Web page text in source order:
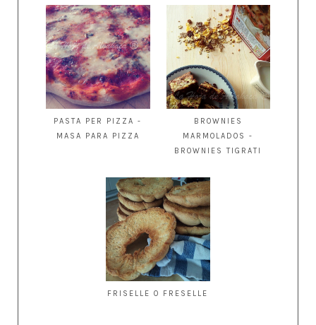
PASTA PER PIZZA -
MASA PARA PIZZA
BROWNIES
MARMOLADOS -
BROWNIES TIGRATI
FRISELLE O FRESELLE